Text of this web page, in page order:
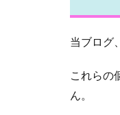
当ブログ
これらの
ん。